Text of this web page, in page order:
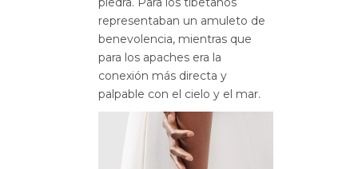
representaban un amuleto de
benevolencia, mientras que
para los apaches era la
conexión más directa y
palpable con el cielo y el mar.